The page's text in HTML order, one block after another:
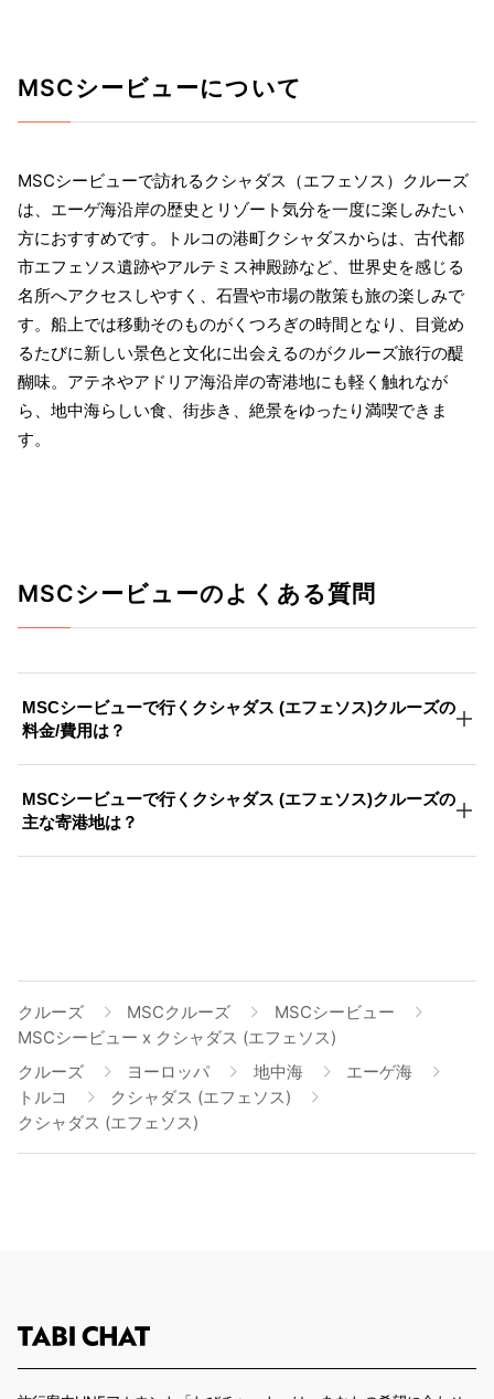
MSCシービューについて
MSCシービューで訪れるクシャダス（エフェソス）クルーズ
は、エーゲ海沿岸の歴史とリゾート気分を一度に楽しみたい
方におすすめです。トルコの港町クシャダスからは、古代都
市エフェソス遺跡やアルテミス神殿跡など、世界史を感じる
名所へアクセスしやすく、石畳や市場の散策も旅の楽しみで
す。船上では移動そのものがくつろぎの時間となり、目覚め
るたびに新しい景色と文化に出会えるのがクルーズ旅行の醍
醐味。アテネやアドリア海沿岸の寄港地にも軽く触れなが
ら、地中海らしい食、街歩き、絶景をゆったり満喫できま
す。
MSCシービューのよくある質問
MSCシービューで行くクシャダス (エフェソス)クルーズの
料金/費用は？
MSCシービューで行くクシャダス (エフェソス)クルーズの
主な寄港地は？
クルーズ MSCクルーズ
MSCシービュー
MSCシービュー x クシャダス (エフェソス)
クルーズ
ヨーロッパ 地中海
エーゲ海
トルコ
クシャダス (エフェソス)
クシャダス (エフェソス)